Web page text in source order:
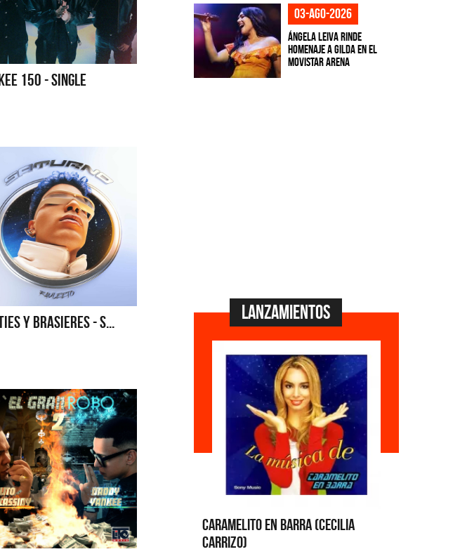
150 - SINGLE
Y BRASIERES - S...
03-ago-2026
Ángela Leiva rinde
homenaje a Gilda en el
Movistar Arena
Lanzamientos
SINGLE
Caramelito en Barra (Cecilia
Carrizo)
Benito Cerati